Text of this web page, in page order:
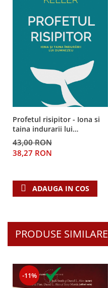
Profetul risipitor - Iona si
taina indurarii lui
Dumnezeu
43,00 RON
38,27 RON
ADAUGA IN COS
PRODUSE SIMILARE
-11%